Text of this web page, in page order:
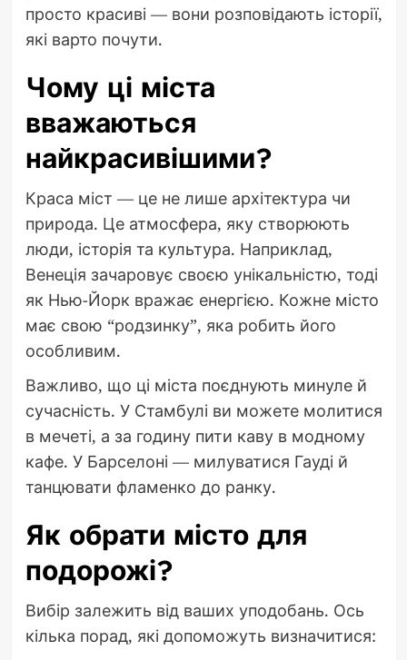
просто красиві — вони розповідають історії,
які варто почути.
Чому ці міста
вважаються
найкрасивішими?
Краса міст — це не лише архітектура чи
природа. Це атмосфера, яку створюють
люди, історія та культура. Наприклад,
Венеція зачаровує своєю унікальністю, тоді
як Нью-Йорк вражає енергією. Кожне місто
має свою “родзинку”, яка робить його
особливим.
Важливо, що ці міста поєднують минуле й
сучасність. У Стамбулі ви можете молитися
в мечеті, а за годину пити каву в модному
кафе. У Барселоні — милуватися Гауді й
танцювати фламенко до ранку.
Як обрати місто для
подорожі?
Вибір залежить від ваших уподобань. Ось
кілька порад, які допоможуть визначитися: